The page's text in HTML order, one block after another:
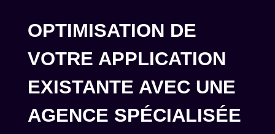
OPTIMISATION DE
VOTRE APPLICATION
EXISTANTE AVEC UNE
AGENCE SPÉCIALISÉE